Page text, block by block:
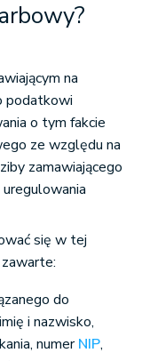
podatkowi
o tym fakcie
ze względu na
zamawiającego
się w tej
i nazwisko,
numerNIP
poczty